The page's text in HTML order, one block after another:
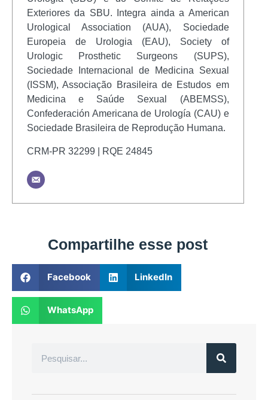
Exteriores da SBU. Integra ainda a American
Urological Association (AUA), Sociedade
Europeia de Urologia (EAU), Society of
Urologic Prosthetic Surgeons (SUPS),
Sociedade Internacional de Medicina Sexual
(ISSM), Associação Brasileira de Estudos em
Medicina e Saúde Sexual (ABEMSS),
Confederación Americana de Urología (CAU) e
Sociedade Brasileira de Reprodução Humana.
CRM-PR 32299 | RQE 24845
Compartilhe esse post
Facebook LinkedIn
WhatsApp